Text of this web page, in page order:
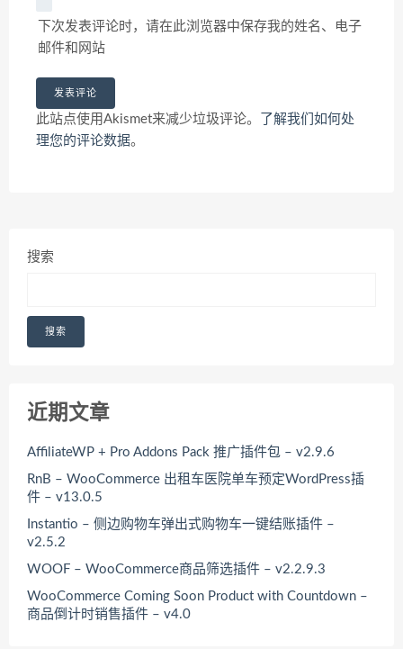
下次发表评论时，请在此浏览器中保存我的姓名、电子
邮件和网站
此站点使用Akismet来减少垃圾评论。
了解我们如何处
理您的评论数据。
搜索
搜索
近期文章
AffiliateWP + Pro Addons Pack 推广插件包 – v2.9.6
RnB – WooCommerce 出租车医院单车预定WordPress插
件 – v13.0.5
Instantio – 侧边购物车弹出式购物车一键结账插件 –
v2.5.2
WOOF – WooCommerce商品筛选插件 – v2.2.9.3
WooCommerce Coming Soon Product with Countdown –
商品倒计时销售插件 – v4.0